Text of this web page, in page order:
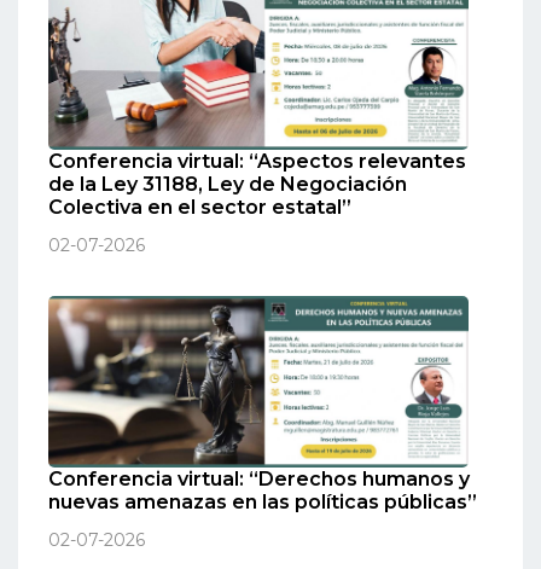
Conferencia virtual: “Aspectos relevantes
de la Ley 31188, Ley de Negociación
Colectiva en el sector estatal”
02-07-2026
Conferencia virtual: “Derechos humanos y
nuevas amenazas en las políticas públicas”
02-07-2026